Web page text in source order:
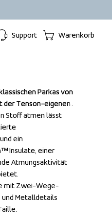
Support Warenkorb
Parkas von
der Tenson-eigenen
Stoff atmen lässt
ein
Insulate, einer
Atmungsaktivität
mit Zwei-Wege-
Metalldetails
Parkas von
der Tenson-eigenen
Stoff atmen lässt
ein
Insulate, einer
Atmungsaktivität
mit Zwei-Wege-
Metalldetails